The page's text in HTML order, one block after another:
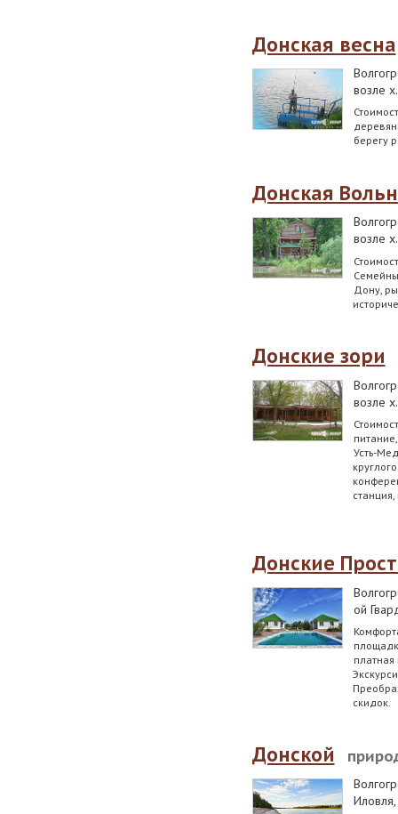
Донская весна
возле
берегу
Донская
возле
Дону,
Донские зори
возле
Усть-
Донские
ой
скидок.
Донской